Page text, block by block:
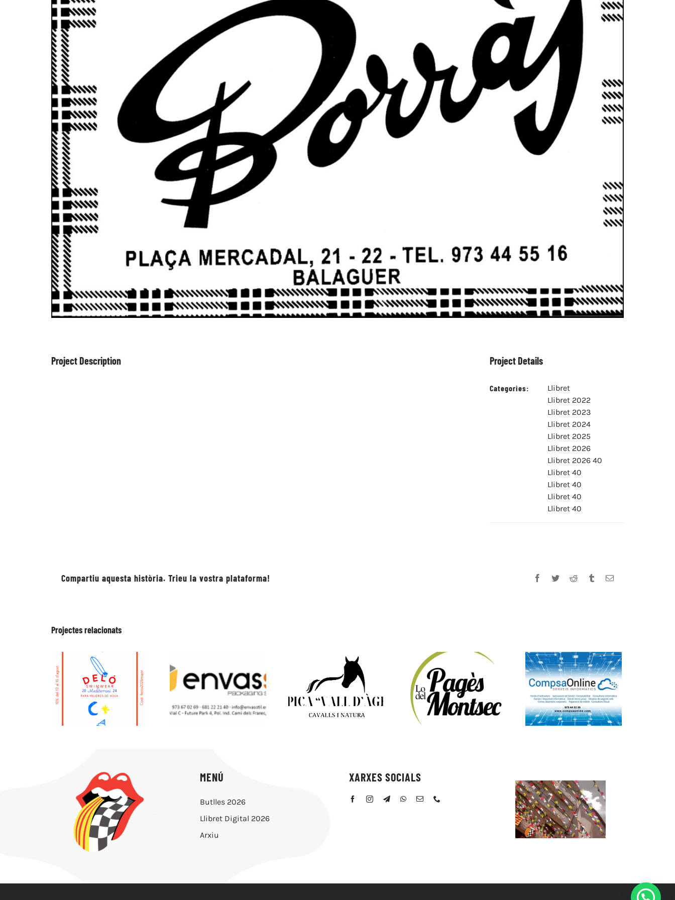
Project Description Project Details
Categories:
Llibret
Llibret 2022
Llibret 2023
Llibret 2024
Llibret 2025
Llibret 2026
Llibret 2026 40
Llibret 40
Llibret 40
Llibret 40
Llibret 40
Compartiu aquesta història. Trieu la vostra plataforma! Facebook
TwitterReddit TumblrEmail:
Projectes relacionats
MENÚ
Butlles 2026
Llibret Digital 2026
Arxiu
XARXES SOCIALS